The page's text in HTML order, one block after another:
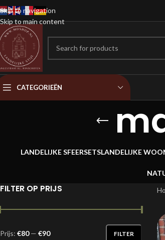
Skip to navigation
Skip to main content
CATEGORIEËN
LANDELIJKE SFEERSETSLANDELIJKE
FILTER OP PRIJS
FILTER
Prijs: €80— €90